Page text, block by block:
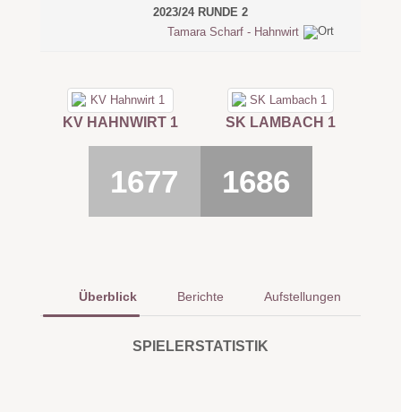
2023/24 RUNDE 2
Tamara Scharf - Hahnwirt
KV HAHNWIRT 1 SK LAMBACH 1
1677 1686
Überblick Berichte Aufstellungen
SPIELERSTATISTIK